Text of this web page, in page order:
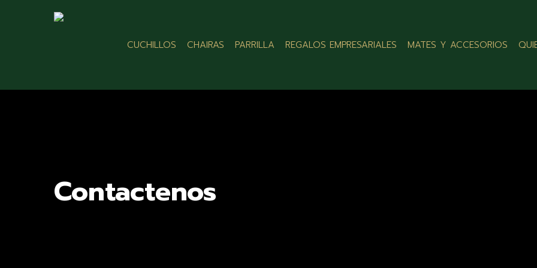
CUCHILLOS CHAIRAS PARRILLA REGALOS EMPRESARIALES MATES Y ACCESORIOS
Contactenos